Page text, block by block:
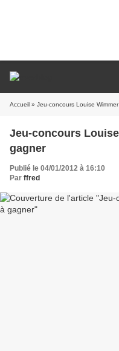
Accueil » Jeu-concours Louise
Jeu-concours
gagner
Publié le 04/01/2012 à 16:10
Par ffred